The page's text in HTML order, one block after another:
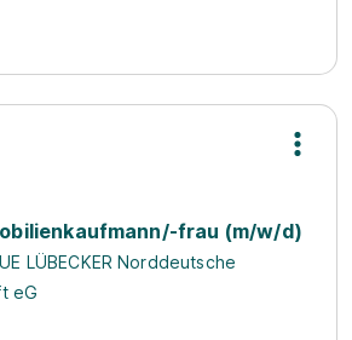
frau (m/w/d)
LÜBECKER Norddeutsche
eG